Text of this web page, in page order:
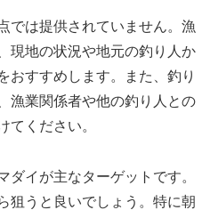
では提供されていません。漁
現地の状況や地元の釣り人か
おすすめします。また、釣り
漁業関係者や他の釣り人との
てください。
ダイが主なターゲットです。
狙うと良いでしょう。特に朝